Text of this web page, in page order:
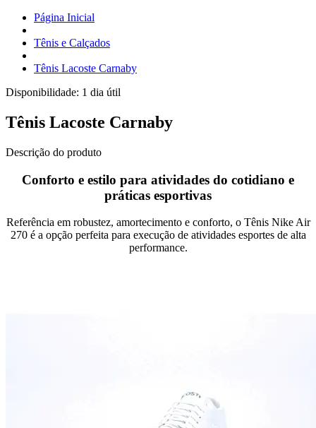
Página Inicial
Tênis e Calçados
Tênis Lacoste Carnaby
Disponibilidade: 1 dia útil
Tênis Lacoste Carnaby
Descrição do produto
Conforto e estilo para atividades do cotidiano e
práticas esportivas
Referência em robustez, amortecimento e conforto, o Tênis Nike Air
270 é a opção perfeita para execução de atividades esportes de alta
performance.